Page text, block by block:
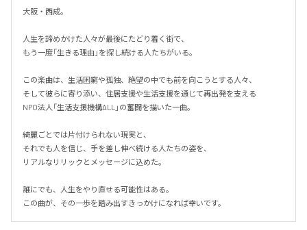
大阪・西成。
人生を諦めかけた人々が最後にたどり着く街で、
もう一度「生きる理由」を探し続ける人たちがいる。
この楽曲は、生活困窮や孤独、絶望の中でも前を向こうとする人々、
そして彼らに寄り添い、住居支援や生活支援を通じて再出発を支える
NPO法人「生活支援機構ALL」の奮闘を描いた一曲。
綺麗ごとでは片付けられない現実と、
それでも人を信じ、手を差し伸べ続ける人たちの姿を、
リアルなリリックとメッセージに込めた。
誰にでも、人生をやり直せる可能性はある。
この曲が、その一歩を踏み出すきっかけになれば幸いです。